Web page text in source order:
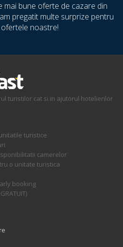
mai bune oferte de cazare din
pregatit multe surprize pentru
noastre!
turistilor cat si in ajutorul hotelierilor
turistice
camerelor
o unitate turistica
booking